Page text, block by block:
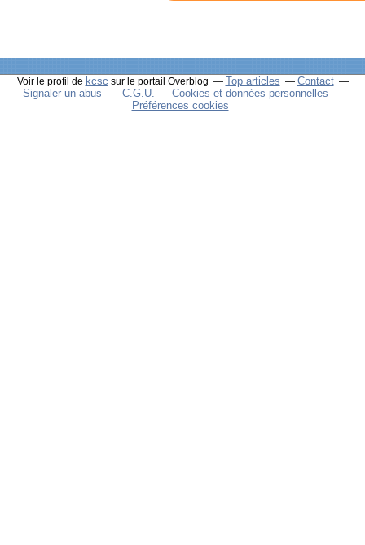
Voir le profil de kcsc sur le portail Overblog Top articles
Contact
Signaler un abus
C.G.U.
Cookies et données personnelles
Préférences cookies